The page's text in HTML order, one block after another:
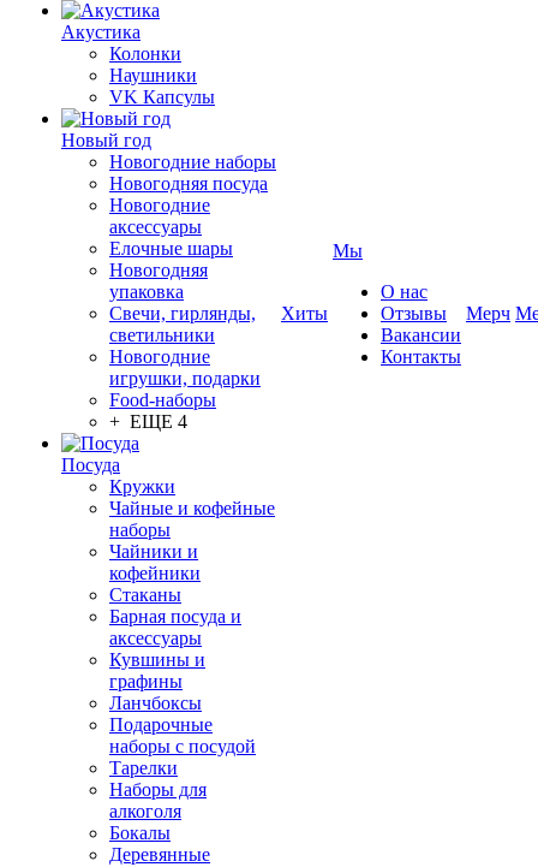
Акустика
Колонки
Наушники
VK Капсулы
Новый год
Новогодние наборы
Новогодняя посуда
Новогодние
аксессуары
Елочные шары
Новогодняя
упаковка
Свечи, гирлянды,
светильники
Новогодние
игрушки, подарки
Food-наборы
+ ЕЩЕ 4
Посуда
Кружки
Чайные и кофейные
наборы
Чайники и
кофейники
Стаканы
Барная посуда и
аксессуары
Кувшины и
графины
Ланчбоксы
Подарочные
наборы с посудой
Тарелки
Наборы для
алкоголя
Бокалы
Деревянные
Хиты
Мы
О нас
Отзывы
Вакансии
Контакты
Мерч